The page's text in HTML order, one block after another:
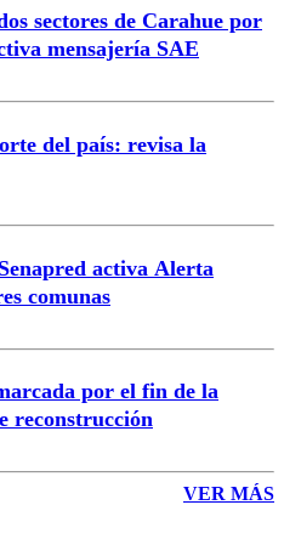
sectores de Carahue por
mensajería SAE
del país: revisa la
activa Alerta
comunas
por el fin de la
reconstrucción
VER MÁS